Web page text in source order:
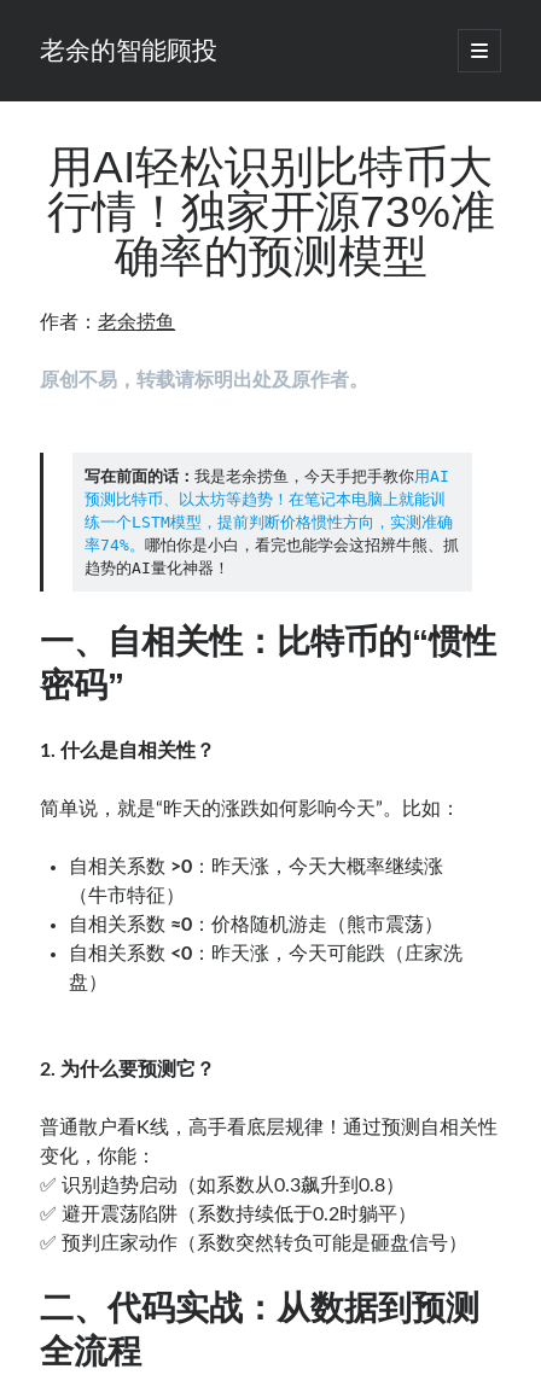
老余的智能顾投
open
primary
Sidebar
最新发表 ：
老余看市：假曙光、核电弹药上膛、AI分化
仓位大小背后的数学：为什么胜率40%的策略，能比胜率60%的更赚钱
码）
老余看市：长鑫4万亿，A股却蒸发12.4万亿
普通人的5个常见投资错误，可能让你多干12年才能退休
Contact：
用AI轻松识别比特币大
行情！独家开源73%准
确率的预测模型
作者：老余捞鱼
原创不易，转载请标明出处及原作者。
写在前面的话： 我是老余捞鱼，今天手把手教你用AI
预测比特币、以太坊等趋势！在笔记本电脑上就能训
练一个LSTM模型，提前判断价格惯性方向，实测准确
率74%。 哪怕你是小白，看完也能学会这招辨牛熊、抓
趋势的AI量化神器！
一、自相关性：比特币的“惯性
密码”
1. 什么是自相关性？
简单说，就是“昨天的涨跌如何影响今天”。比如：
自相关系数 >0 ：昨天涨，今天大概率继续涨
（牛市特征）
自相关系数 ≈0 ：价格随机游走（熊市震荡）
自相关系数 <0 ：昨天涨，今天可能跌（庄家洗
盘）
2. 为什么要预测它？
普通散户看K线，高手看底层规律！通过预测自相关性
变化，你能：
✅ 识别趋势启动（如系数从0.3飙升到0.8）
✅ 避开震荡陷阱（系数持续低于0.2时躺平）
✅ 预判庄家动作（系数突然转负可能是砸盘信号）
二、代码实战：从数据到预测
全流程